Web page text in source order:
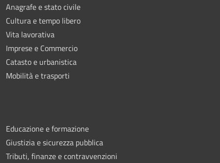
Anagrafe e stato civile
Cultura e tempo libero
Vita lavorativa
Imprese e Commercio
Catasto e urbanistica
Mobilità e trasporti
Educazione e formazione
Giustizia e sicurezza pubblica
Tributi, finanze e contravvenzioni